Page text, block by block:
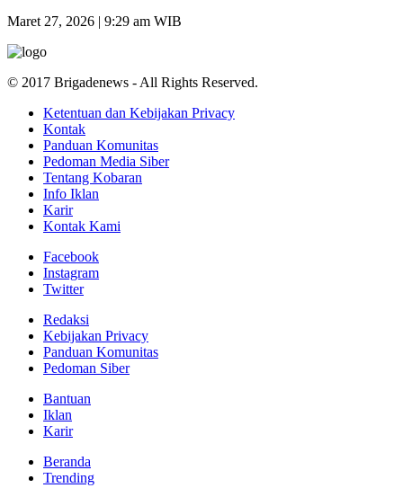
Maret 27, 2026 | 9:29 am WIB
© 2017 Brigadenews - All Rights Reserved.
Ketentuan dan Kebijakan Privacy
Kontak
Panduan Komunitas
Pedoman Media Siber
Tentang Kobaran
Info Iklan
Karir
Kontak Kami
Facebook
Instagram
Twitter
Redaksi
Kebijakan Privacy
Panduan Komunitas
Pedoman Siber
Bantuan
Iklan
Karir
Beranda
Trending